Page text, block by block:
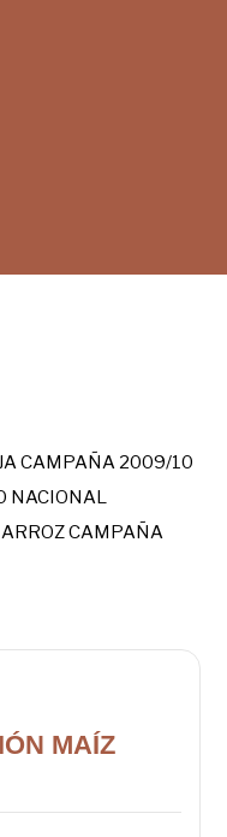
CAMPAÑA 2009/10
NACIONAL
ARROZ CAMPAÑA
MAÍZ